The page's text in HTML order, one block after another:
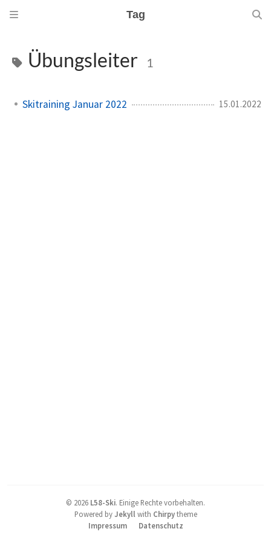
Tag
Übungsleiter 1
Skitraining Januar 2022 15.01.2022
© 2026 L58-Ski. Einige Rechte vorbehalten.
Powered byJekyll with Chirpytheme
Impressum
Datenschutz